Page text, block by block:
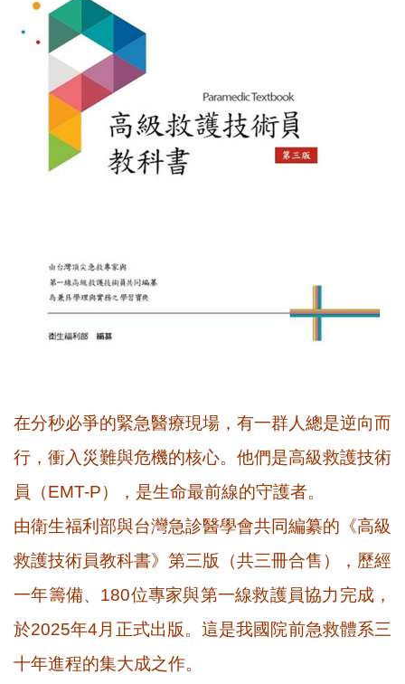
在分秒必爭的緊急醫療現場，有一群人總是逆向而
行，衝入災難與危機的核心。他們是高級救護技術
員（EMT-P），是生命最前線的守護者。
由衛生福利部與台灣急診醫學會共同編纂的《高級
救護技術員教科書》第三版（共三冊合售），歷經
一年籌備、180位專家與第一線救護員協力完成，
於2025年4月正式出版。這是我國院前急救體系三
十年進程的集大成之作。